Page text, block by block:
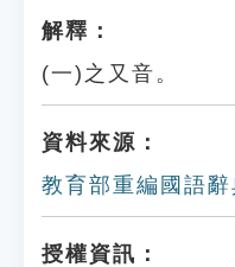
解釋：
(一)之又音。
資料來源：
教育部重編國語
授權資訊：